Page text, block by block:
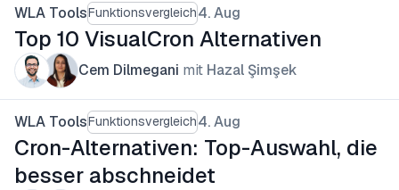
WLA ToolsFunktionsvergleich4. Aug
Top 10 VisualCron Alternativen
Cem Dilmegani mit Hazal Şimşek
WLA ToolsFunktionsvergleich4. Aug
Cron-Alternativen: Top-Auswahl, die
besser abschneidet